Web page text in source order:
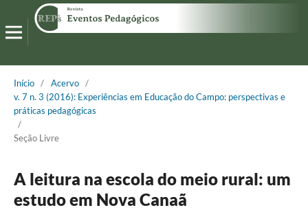
Início / Acervo /
v. 7 n. 3 (2016): Experiências em Educação do Campo: perspectivas e
práticas pedagógicas
/
Seção Livre
A leitura na escola do meio rural: um
estudo em Nova Canaã